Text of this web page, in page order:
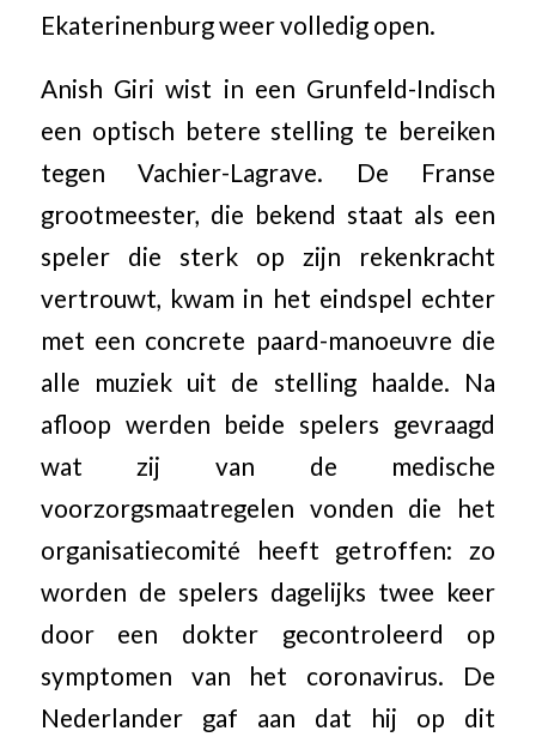
Ekaterinenburg weer volledig open.
Anish Giri wist in een Grunfeld-Indisch
een optisch betere stelling te bereiken
tegen Vachier-Lagrave. De Franse
grootmeester, die bekend staat als een
speler die sterk op zijn rekenkracht
vertrouwt, kwam in het eindspel echter
met een concrete paard-manoeuvre die
alle muziek uit de stelling haalde. Na
afloop werden beide spelers gevraagd
wat zij van de medische
voorzorgsmaatregelen vonden die het
organisatiecomité heeft getroffen: zo
worden de spelers dagelijks twee keer
door een dokter gecontroleerd op
symptomen van het coronavirus. De
Nederlander gaf aan dat hij op dit